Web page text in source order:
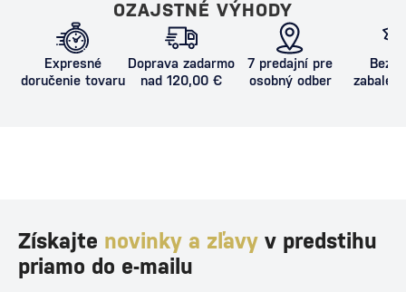
OZAJSTNÉ VÝHODY
Expresné
doručenie tovaru
Doprava zadarmo
nad 120,00 €
7 predajní pre
osobný odber
Získajte novinky a zľavy v predstihu
priamo do e-mailu